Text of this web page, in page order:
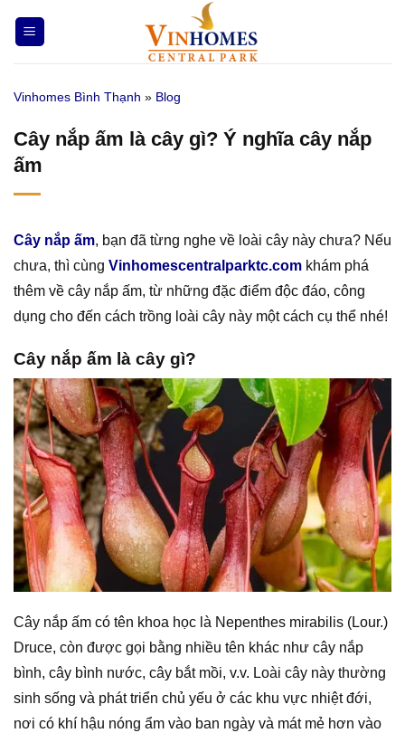
qua
nội
Vinhomes Bình Thạnh » Blog
Cây nắp ấm là cây gì? Ý nghĩa cây nắp
ấm
Cây nắp ấm, bạn đã từng nghe về loài cây này chưa? Nếu
chưa, thì cùng Vinhomescentralparktc.com khám phá
thêm về cây nắp ấm, từ những đặc điểm độc đáo, công
dụng cho đến cách trồng loài cây này một cách cụ thể nhé!
Cây nắp ấm là cây gì?
Cây nắp ấm có tên khoa học là Nepenthes mirabilis (Lour.)
Druce, còn được gọi bằng nhiều tên khác như cây nắp
bình, cây bình nước, cây bắt mồi, v.v. Loài cây này thường
sinh sống và phát triển chủ yếu ở các khu vực nhiệt đới,
nơi có khí hậu nóng ẩm vào ban ngày và mát mẻ hơn vào